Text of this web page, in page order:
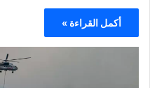
أكمل القراءة »